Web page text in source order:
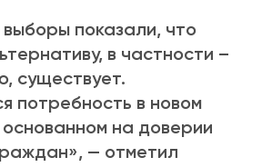
показали, что
в частности –
существует.
потребность в новом
основанном на доверии
— отметил